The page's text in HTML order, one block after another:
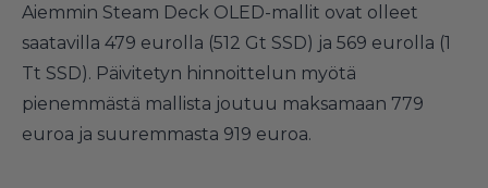
Aiemmin Steam Deck OLED-mallit ovat olleet
saatavilla 479 eurolla (512 Gt SSD) ja 569 eurolla (1
Tt SSD). Päivitetyn hinnoittelun myötä
pienemmästä mallista joutuu maksamaan 779
euroa ja suuremmasta 919 euroa.